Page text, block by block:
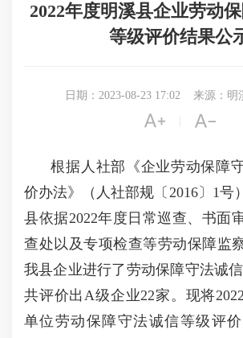
2022年度明溪县企业劳动
等级评价结果公
日期：2023-08-23 17:02 来源：明
 
根据人社部《企业劳动保障
价办法》（人社部规〔2016〕1号
县依据2022年度日常巡查、书面
查处以及专项检查等劳动保障监
我县企业进行了劳动保障守法诚
共评价出A级企业22家。现将
单位劳动保障守法诚信等级评